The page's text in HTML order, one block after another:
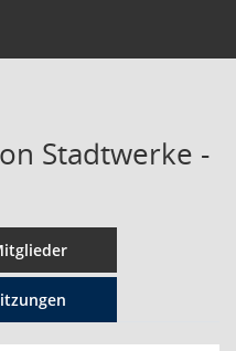
Stadtwerke -